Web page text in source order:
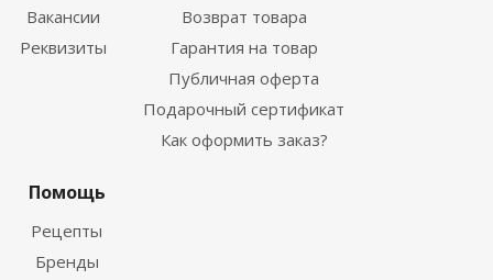
Вакансии
Реквизиты
Возврат товара
Гарантия на товар
Публичная оферта
Подарочный сертификат
Как оформить заказ?
Помощь
Рецепты
Бренды